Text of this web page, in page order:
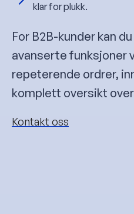
klar for plukk.
For B2B-kunder kan
avanserte funksjoner
repeterende ordrer,
komplett oversikt
Kontakt oss